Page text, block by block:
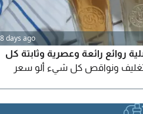
8 days ago
روائع رائعة وعصرية وثابتة كل
تغليف ونواقص كل شيء ألو سعر